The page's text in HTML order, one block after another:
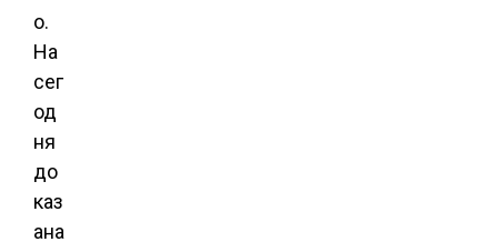
о.
На
сег
од
ня
до
каз
ана